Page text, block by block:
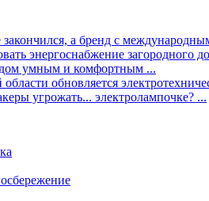
закончился, а бренд с
энергоснабжение загородного
умным и комфортным ...
обновляется
угрожать... электролампочке? ...